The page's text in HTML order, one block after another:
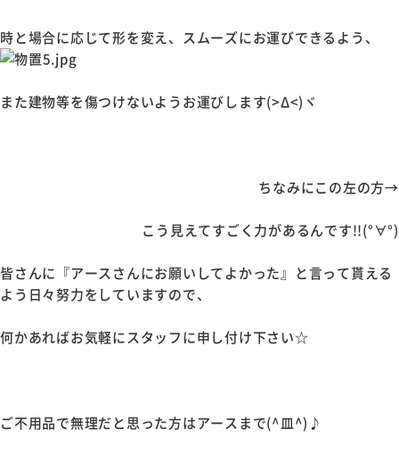
時と場合に応じて形を変え、スムーズにお運びできるよう、
また建物等を傷つけないようお運びします(>Δ<)ヾ
ちなみにこの左の方→
こう見えてすごく力があるんです!!(°∀°)
皆さんに『アースさんにお願いしてよかった』と言って貰える
よう日々努力をしていますので、
何かあればお気軽にスタッフに申し付け下さい☆
ご不用品で無理だと思った方はアースまで(^皿^)♪